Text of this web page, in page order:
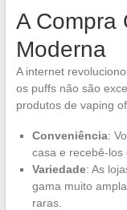
A Compra
Moderna
A internet
os puffs não são
produtos de vaping
Conveniência:
casa e recebê-los
Variedade: As
gama muito
raras.